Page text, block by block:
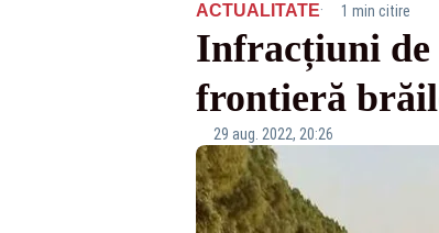
ACTUALITATE· 1 min citire
Infracțiuni de
frontieră
29 aug. 2022, 20:26